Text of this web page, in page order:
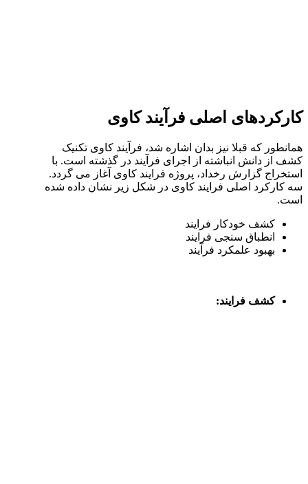
کارکردهای اصلی فرآیند کاوی
همانطور که قبلا نیز بدان اشاره شد، فرآیند کاوی تکنیک
کشف از دانش انباشته از اجرای فرآیند در گذشته است. با
استخراج گزارش رخداد، پروژه فرایند کاوی آغاز می گردد.
سه کارکرد اصلی فرایند کاوی در شکل زیر نشان داده شده
است.
کشف خودکار فرایند
انطباق سنجی فرایند
بهبود علمکرد فرآیند
کشف فرایند: